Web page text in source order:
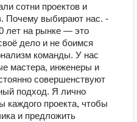
сотни проектов и
Почему выбирают нас. -
лет на рынке — это
дело и не боимся
команды. У нас
мастера, инженеры и
совершенствуют
подход. Я лично
каждого проекта, чтобы
и предложить